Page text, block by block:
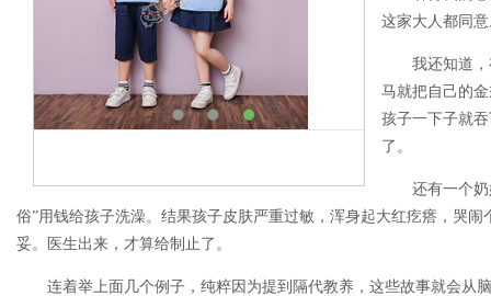
这家大人都同
我还知道，
马就把自己的
孩子一下子就
了。
还有一个奶
俗”用钱给孩子洗澡。结果孩子皮肤严重过敏，浑身起大红疙瘩，哭
妥。医生出来，才算给制止了。
连着举上面几个例子，纯粹因为提到隔代教养，这些故事就会从